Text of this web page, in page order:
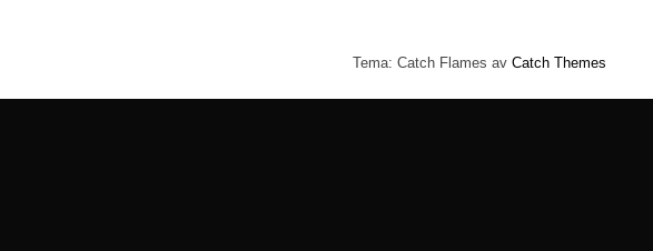
Tema: Catch Flames av Catch Themes